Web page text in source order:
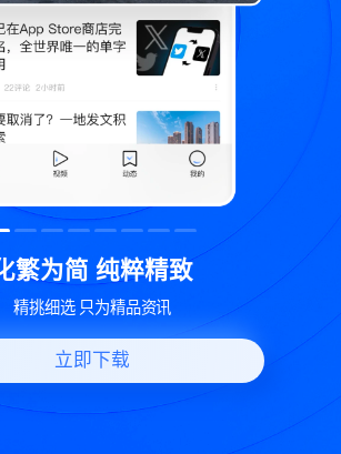
世界变化 热问一下
好问题好回答 多元视角看问题
立即下载